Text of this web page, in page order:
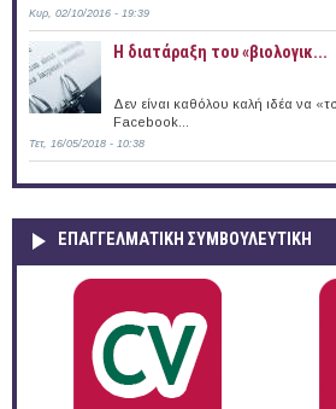
Κυρ, 02/10/2016 - 19:39
Η διατάραξη του «βιολογικ...
Δεν είναι καθόλου καλή ιδέα να
Facebook...
Τετ, 16/05/2018 - 10:38
ΕΠΑΓΓΕΛΜΑΤΙΚΉ ΣΥΜΒΟΥΛΕΥΤΙΚΉ